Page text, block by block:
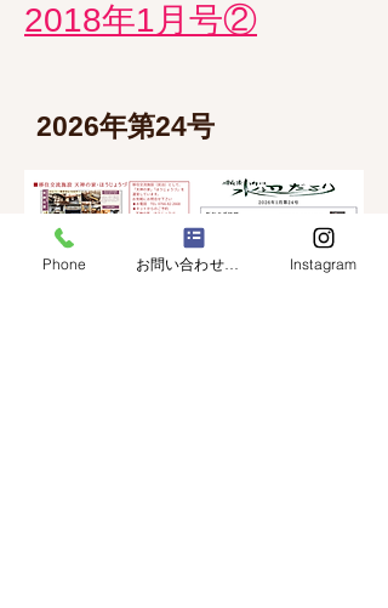
2018年1月号②
2026年第24号
Phone お問い合わせフォーム Instagram